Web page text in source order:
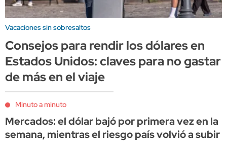
Vacaciones sin sobresaltos
Consejos para rendir los dólares en
Estados Unidos: claves para no gastar
de más en el viaje
Minuto a minuto
Mercados: el dólar bajó por primera vez en la
semana, mientras el riesgo país volvió a subir